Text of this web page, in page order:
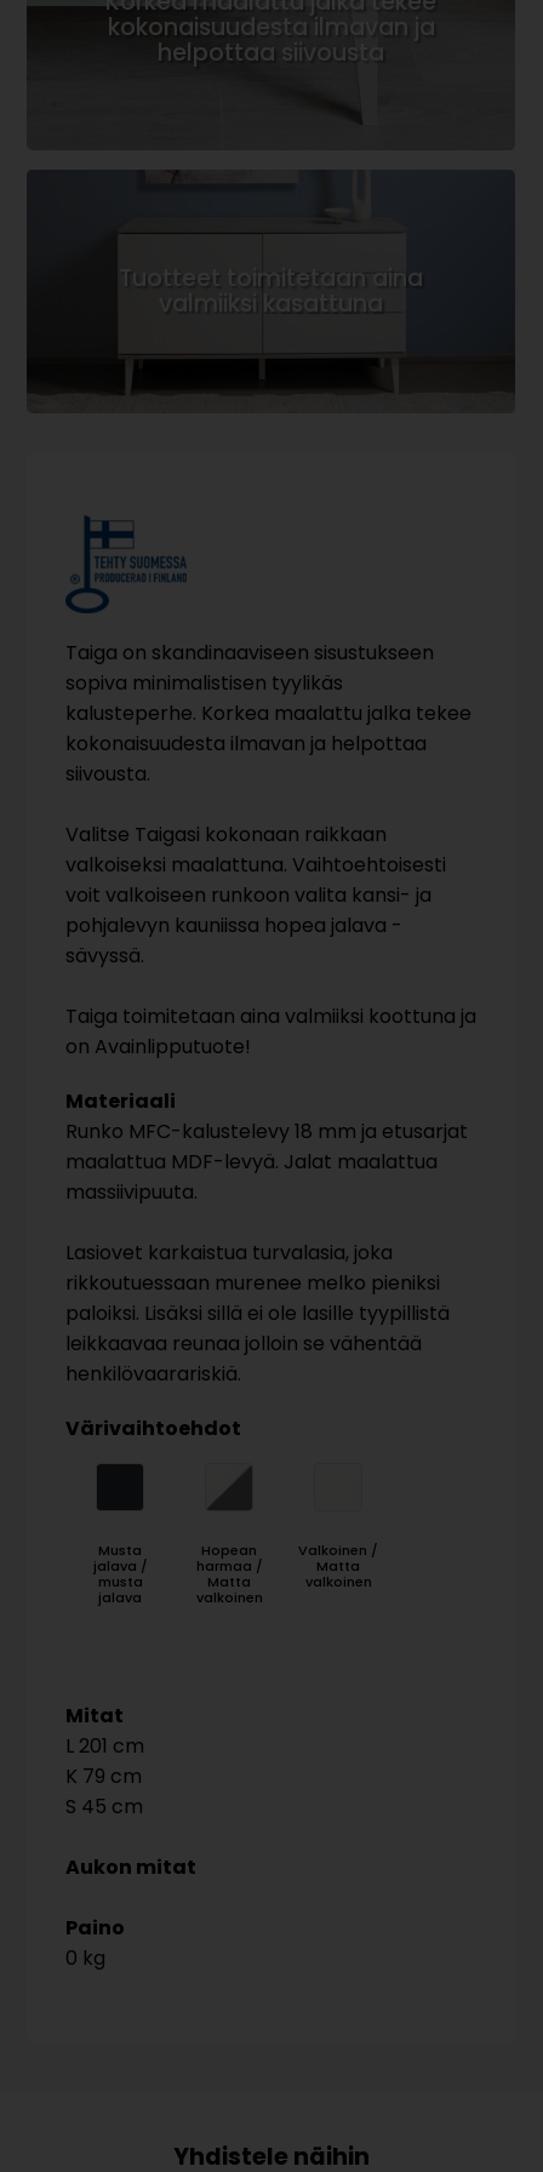
kokonaisuudesta ilmavan ja
helpottaa siivousta
Tuotteet toimitetaan aina
valmiiksi kasattuna
Taiga on skandinaaviseen sisustukseen
sopiva minimalistisen tyylikäs
kalusteperhe. Korkea maalattu jalka tekee
kokonaisuudesta ilmavan ja helpottaa
siivousta.
Valitse Taigasi kokonaan raikkaan
valkoiseksi maalattuna. Vaihtoehtoisesti
voit valkoiseen runkoon valita kansi- ja
pohjalevyn kauniissa hopea jalava -
sävyssä.
Taiga toimitetaan aina valmiiksi koottuna ja
on Avainlipputuote!
Materiaali
Runko MFC-kalustelevy 18 mm ja etusarjat
maalattua MDF-levyä. Jalat maalattua
massiivipuuta.
Lasiovet karkaistua turvalasia, joka
rikkoutuessaan murenee melko pieniksi
paloiksi. Lisäksi sillä ei ole lasille tyypillistä
leikkaavaa reunaa jolloin se vähentää
henkilövaarariskiä.
Värivaihtoehdot
Musta
jalava /
musta
jalava
Hopean
harmaa /
Matta
valkoinen
Valkoinen /
Matta
valkoinen
Mitat
201
79
45
Aukon mitat
Paino
0 kg